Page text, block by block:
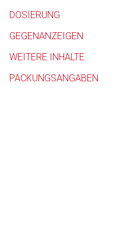
DOSIERUNG
GEGENANZEIGEN
WEITERE INHALTE
PACKUNGSANGABEN